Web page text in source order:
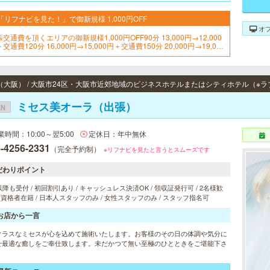
リフナビを見た！」で御新規様 1,000円OFF
交通費を頂くエリアの御新規様1,000円OFF90分 13,000円→12,000
交通費120分 16,000円→15,000円＋交通費150分 20,000円→19,00
交通費※指名料別途※出張交通費別途(大阪市内一部無料)
オ
ミセス美オーラ（出張）
時間：10:00～翌5:00 定休日：年中無休
4256-2331 （完全予約制） ※リフナビを見たと言うとスムーズです
わりポイント
降も受付 / 初回割引あり / キャッシュレス決済OK / 領収証発行可 / 2名様歓
格者在籍 / 日本人スタッフのみ / 女性スタッフのみ / スタッフ指名可
店から一言
スなミセスが心を込めて施術いたします。お客様のその日の体調や気分に
適な癒しをご奉仕致します。未だかつて無い至極のひとときをご堪能下さ